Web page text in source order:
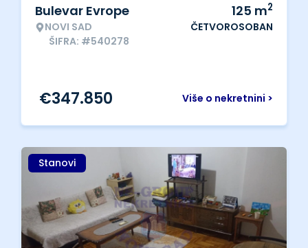
Bulevar Evrope
NOVI SAD
ŠIFRA: #540278
125 m2
ČETVOROSOBAN
Više o nekretnini >
€347.850
Stanovi